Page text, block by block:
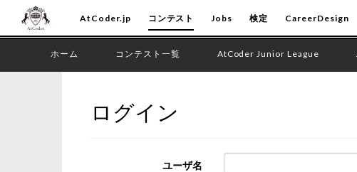
AtCoder.jp コンテスト Jobs 検定 CareerDesign
ホーム コンテスト一覧 AtCoder Junior League
ログイン
ユーザ名